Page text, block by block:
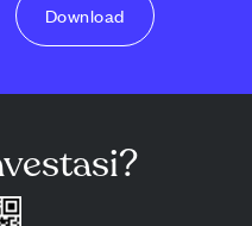
Download